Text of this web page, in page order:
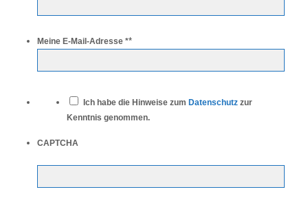
Meine E-Mail-Adresse **
Ich habe die Hinweise zum Datenschutzzur
Kenntnis genommen.
CAPTCHA